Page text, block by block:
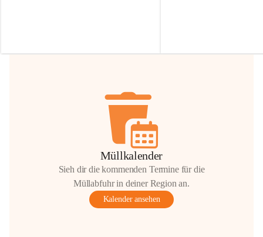
Hilfsbereitschaft!
Müllkalender
Sieh dir die kommenden Termine für die
Müllabfuhr in deiner Region an.
Kalender ansehen